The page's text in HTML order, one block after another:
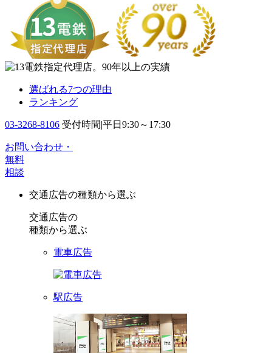
選ばれる7つの理由
ランキング
03-3268-8106 受付時間|平日9:30～17:30
お問い合わせ・
無料
相談
交通広告の種類から選ぶ
交通広告の
種類から選ぶ
電車広告
駅広告